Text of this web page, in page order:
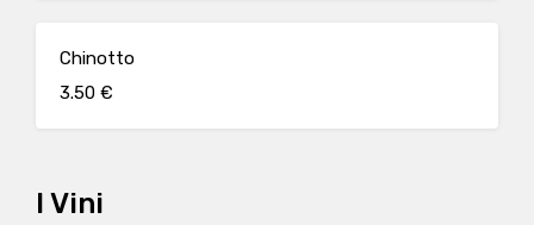
Chinotto
3.50 €
I Vini